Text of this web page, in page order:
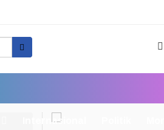
Internasional